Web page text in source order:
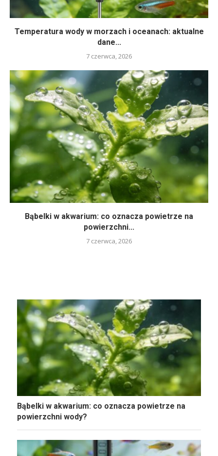
Temperatura wody w morzach i oceanach: aktualne
dane...
7 czerwca, 2026
Bąbelki w akwarium: co oznacza powietrze na
powierzchni...
7 czerwca, 2026
Bąbelki w akwarium: co oznacza powietrze na
powierzchni wody?